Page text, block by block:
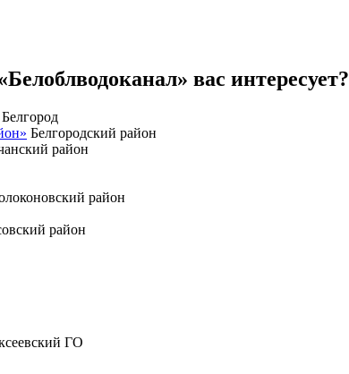
вас интересует?
Белгород
Белгородский район
район
район
район
ГО